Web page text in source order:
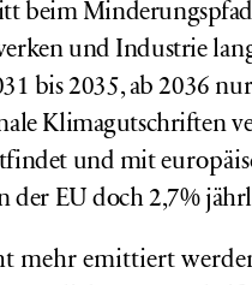
beim
und Industrie
bis 2035, ab 2036 nur
Klimagutschriften
und mit
EU doch 2,7%
mehr emittiert